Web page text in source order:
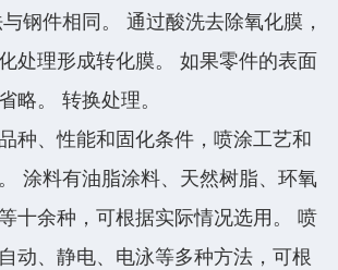
钢件相同。 通过酸洗去除氧化膜，
处理形成转​​化膜。 如果零件的表面
略。 转换处理。
种、性能和固化条件，喷涂工艺和
涂料有油脂涂料、天然树脂、环氧
十余种，可根据实际情况选用。 喷
动、静电、电泳等多种方法，可根